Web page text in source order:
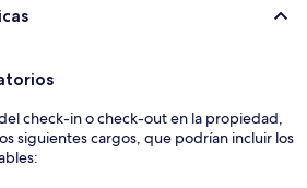
check-in o check-out en la propiedad,
siguientes cargos, que podrían incluir los